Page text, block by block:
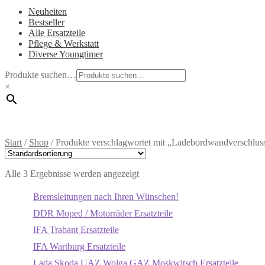
Neuheiten
Bestseller
Alle Ersatzteile
Pflege & Werkstatt
Diverse Youngtimer
Produkte suchen…
×
Start / Shop /Produkte verschlagwortet mit
Alle 3 Ergebnisse werden angezeigt
Bremsleitungen nach Ihren Wünschen!
DDR Moped / Motorräder Ersatzteile
IFA Trabant Ersatzteile
IFA Wartburg Ersatzteile
Lada Skoda UAZ Wolga GAZ Moskwitsch Ersatzteile